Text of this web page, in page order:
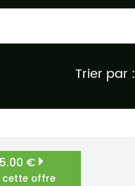
Trier par :
€
cette offre